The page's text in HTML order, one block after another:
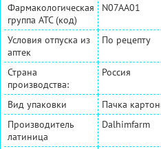
Фармакологическая
группа АТС (код)
N07AA01
Условия отпуска из
аптек
По рецепту
Страна
производства:
Россия
Вид упаковки
Пачка
Производитель
латиница
Dalhimfarm